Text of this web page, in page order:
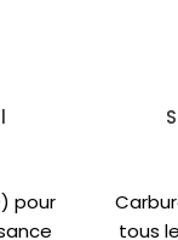
pour
tous